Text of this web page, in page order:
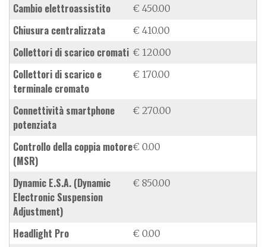
cambio elettroassistito € 450.00
chiusura centralizzata € 410.00
collettori di scarico cromati € 120.00
collettori di scarico e
terminale cromato
€ 170.00
connettività smartphone
potenziata
€ 270.00
controllo della coppia motore
(MSR)
€ 0.00
dynamic E.S.A. (Dynamic
Electronic Suspension
Adjustment)
€ 850.00
Headlight Pro € 0.00